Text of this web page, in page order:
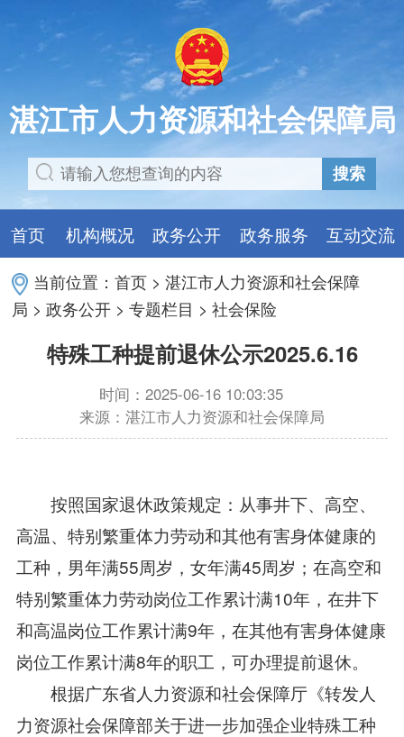
湛江市人力资源和社会保障局
搜索
首页 机构概况 政务公开 政务服务 互动交流
当前位置：首页 >湛江市人力资源和社会保障
局 >政务公开 >专题栏目 >社会保险
特殊工种提前退休公示2025.6.16
时间：2025-06-16 10:03:35
来源：湛江市人力资源和社会保障局
按照国家退休政策规定：从事井下、高空、
高温、特别繁重体力劳动和其他有害身体健康的
工种，男年满55周岁，女年满45周岁；在高空和
特别繁重体力劳动岗位工作累计满10年，在井下
和高温岗位工作累计满9年，在其他有害身体健康
岗位工作累计满8年的职工，可办理提前退休。
根据广东省人力资源和社会保障厅《转发人
力资源社会保障部关于进一步加强企业特殊工种